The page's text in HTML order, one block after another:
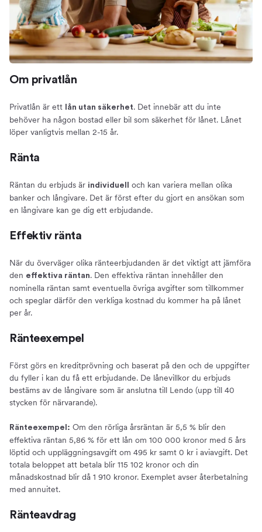
Om privatlån
Privatlån är ett lån utan säkerhet. Det innebär att du inte
behöver ha någon bostad eller bil som säkerhet för lånet. Lånet
löper vanligtvis mellan 2-15 år.
Ränta
Räntan du erbjuds är individuell
och kan variera mellan olika
banker och långivare. Det är först efter du gjort en ansökan som
en långivare kan ge dig ett erbjudande.
Effektiv ränta
När du överväger olika ränteerbjudanden är det viktigt att jämföra
den effektiva räntan. Den effektiva räntan innehåller den
nominella räntan samt eventuella övriga avgifter som tillkommer
och speglar därför den verkliga kostnad du kommer ha på lånet
per år.
Ränteexempel
Först görs en kreditprövning och baserat på den och de uppgifter
du fyller i kan du få ett erbjudande. De lånevillkor du erbjuds
bestäms av de långivare som är anslutna till Lendo (upp till 40
stycken för närvarande).
Ränteexempel: Om den rörliga årsräntan är 5,5 % blir den
effektiva räntan 5,86 % för ett lån om 100 000 kronor med 5 års
löptid och uppläggningsavgift om 495 kr samt 0 kr i aviavgift. Det
totala beloppet att betala blir 115 102 kronor och din
månadskostnad blir då 1 910 kronor. Exemplet avser återbetalning
med annuitet.
Ränteavdrag